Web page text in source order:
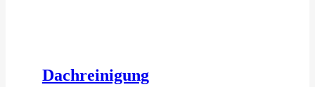
Dachreinigung